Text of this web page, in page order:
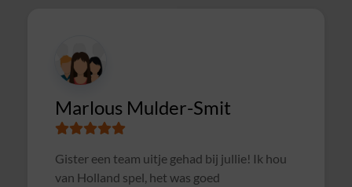
bij jullie! Ik hou
CIMSOLUTIONS
met een gezellige pubquiz.